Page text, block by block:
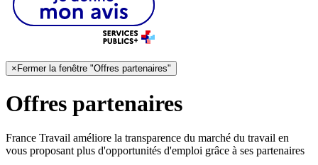
×Fermer la fenêtre "Offres partenaires"
Offres partenaires
France Travail améliore la transparence du marché du travail en
vous proposant plus d'opportunités d'emploi grâce à ses partenaires